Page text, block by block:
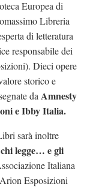
Europea di
Libreria
di letteratura
responsabile dei
Dieci opere
storico e
da Amnesty
e Ibby Italia.
sarà inoltre
legge… e gli
Italiana
Esposizioni